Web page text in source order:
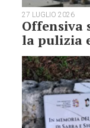
27 LUGLIO 2026
Offensiva
la pulizia